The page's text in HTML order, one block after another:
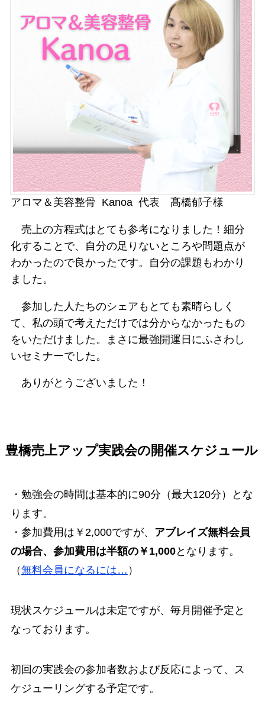
アロマ＆美容整骨 Kanoa 代表 髙橋郁子様
売上の方程式はとても参考になりました！細分
化することで、自分の足りないところや問題点が
わかったので良かったです。自分の課題もわかり
ました。
参加した人たちのシェアもとても素晴らしく
て、私の頭で考えただけでは分からなかったもの
をいただけました。まさに最強開運日にふさわし
いセミナーでした。
ありがとうございました！
豊橋売上アップ実践会の開催スケジュール
・勉強会の時間は基本的に90分（最大120分）とな
ります。
・参加費用は￥2,000ですが、 アブレイズ無料会員
の場合、参加費用は半額の￥1,000となります。
（無料会員になるには… ）
現状スケジュールは未定ですが、毎月開催予定と
なっております。
初回の実践会の参加者数および反応によって、ス
ケジューリングする予定です。